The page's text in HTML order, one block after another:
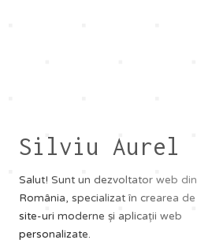
Silviu Aurel
Salut! Sunt un dezvoltator web din
România, specializat în crearea de
site-uri moderne și aplicații web
personalizate.